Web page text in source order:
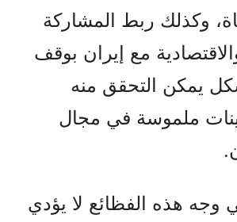
وكذلك ربط المشاركة
مع إيران بوقف
يمكن التحقق منه
ملموسة في مجال
هذه الفظائع لا يؤدي